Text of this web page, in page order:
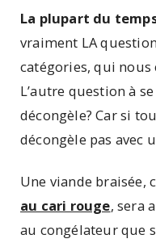
La plupart du
vraiment LA
catégories, qui nous
L’autre question à
décongèle? Car si
décongèle pas avec
Une viande braisée,
au cari rouge, sera
au congélateur que